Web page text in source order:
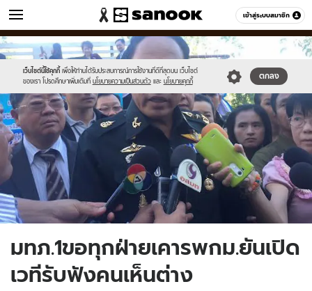
เข้าสู่ระบบสมาชิก
ข่าว หมวดอื่นๆ
เว็บไซต์นี้ใช้คุกกี้ เพื่อให้ท่านได้รับประสบการณ์การใช้งานที่ดีที่สุดบน เว็บไซต์
ของเรา โปรดศึกษาเพิ่มเติมที่ นโยบายความเป็นส่วนตัว และ นโยบายคุกกี้
ตกลง
Sanook
//s.isanook.com/sr/0/images/logo-
new-
sanook.png
600
60
//s.isanook.com/ns/0/ud/374/1871610/648244-
01.jpg
มทภ.1ขอทุกฝ่ายเคารพกม.ยันเปิด
เวทีรับฟังคนเห็นต่าง